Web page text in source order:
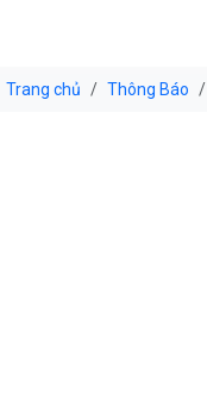
Trang chủ Thông Báo